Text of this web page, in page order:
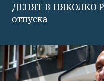
ДЕНЯТ В НЯКОЛКО
отпуска